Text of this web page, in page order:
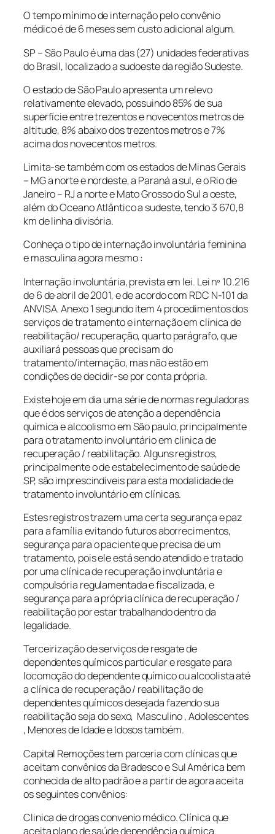
O tempo mínimo de internação pelo convênio
médico é de 6 meses sem custo adicional algum.
SP – São Paulo é uma das (27) unidades federativas
do Brasil, localizado a sudoeste da região Sudeste.
O estado de São Paulo apresenta um relevo
relativamente elevado, possuindo 85% de sua
superfície entre trezentos e novecentos metros de
altitude, 8% abaixo dos trezentos metros e 7%
acima dos novecentos metros.
Limita-se também com os estados de Minas Gerais
– MG a norte e nordeste, a Paraná a sul, e o Rio de
Janeiro – RJ a norte e Mato Grosso do Sul a oeste,
além do Oceano Atlântico a sudeste, tendo 3 670,8
km de linha divisória.
Conheça o tipo de internação involuntária feminina
e masculina agora mesmo :
Internação involuntária, prevista em lei. Lei nº 10.216
de 6 de abril de 2001, e de acordo com RDC N-101 da
ANVISA. Anexo 1 segundo item 4 procedimentos dos
serviços de tratamento e internação em clínica de
reabilitação/ recuperação, quarto parágrafo, que
auxiliará pessoas que precisam do
tratamento/internação, mas não estão em
condições de decidir-se por conta própria.
Existe hoje em dia uma série de normas reguladoras
que é dos serviços de atenção a dependência
química e alcoolismo em São paulo, principalmente
para o tratamento involuntário em clinica de
recuperação / reabilitação. Alguns registros,
principalmente o de estabelecimento de saúde de
SP, são imprescindíveis para esta modalidade de
tratamento involuntário em clínicas.
Estes registros trazem uma certa segurança e paz
para a família evitando futuros aborrecimentos,
segurança para o paciente que precisa de um
tratamento, pois ele está sendo atendido e tratado
por uma clínica de recuperação involuntária e
compulsória regulamentada e fiscalizada, e
segurança para a própria clínica de recuperação /
reabilitação por estar trabalhando dentro da
legalidade.
Terceirização de serviços de resgate de
dependentes químicos particular e resgate para
locomoção do dependente químico ou alcoolista até
a clínica de recuperação / reabilitação de
dependentes químicos desejada fazendo sua
reabilitação seja do sexo, Masculino , Adolescentes
, Menores de Idade e Idosos também.
Capital Remoções tem parceria com clínicas que
aceitam convênios da Bradesco e Sul América bem
conhecida de alto padrão e a partir de agora aceita
os seguintes convênios:
Clinica de drogas convenio médico. Clínica que
aceita plano de saúde dependência química.